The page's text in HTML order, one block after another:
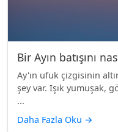
Bir Ayın batışını
Ay'ın ufuk çizgisinin
şey var. Işık yumuşak,
...
Daha Fazla Oku →